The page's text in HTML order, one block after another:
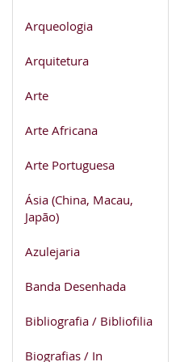
Arqueologia
Arquitetura
Arte
Arte Africana
Arte Portuguesa
Ásia (China, Macau,
Japão)
Azulejaria
Banda Desenhada
Bibliografia / Bibliofilia
Biografias / In